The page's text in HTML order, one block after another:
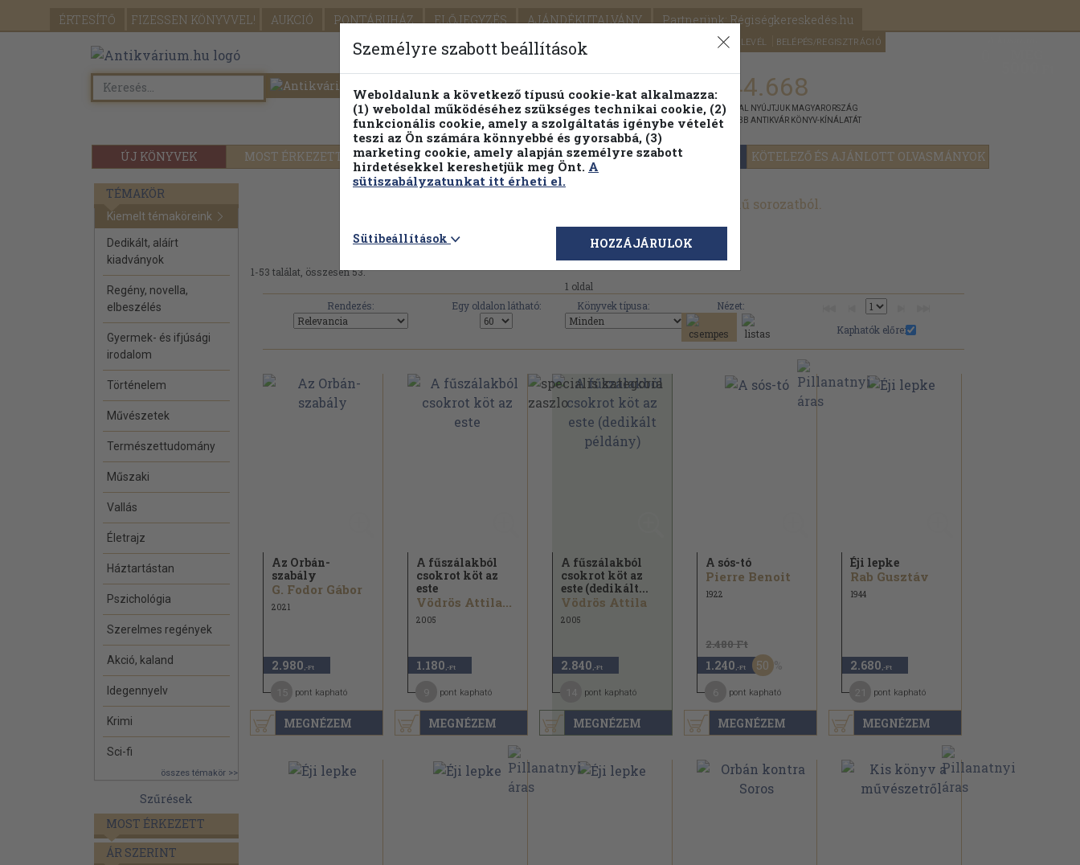
ÉRTESÍTŐ FIZESSEN KÖNYVVEL! AUKCIÓ PONTÁRUHÁZ ELŐJEGYZÉS AJÁNDÉKUTALVÁNY Partnerünk: Régiségkereskedés.hu
SEGÍTSÉG HÍRLEVÉL BELÉPÉS/REGISZTRÁCIÓ
ÚJ KÖNYVEK MOST ÉRKEZETT PILLANATNYI ÁRAINK FENNTARTHATÓ OLVASMÁNYOK KÖTELEZŐ ÉS AJÁNLOTT OLVASMÁNYOK
Részletes kereső Témaköri fa 1.144.668
KIADVÁNNYAL NYÚJTJUK MAGYARORSZÁG
LEGNAGYOBB ANTIKVÁR KÖNYV-KÍNÁLATÁT
TÉMAKÖR
Kiemelt témaköreink
Dedikált, aláírt
kiadványok
Regény, novella,
elbeszélés
Gyermek- és ifjúsági
irodalom
Történelem
Művészetek
Természettudomány
Műszaki
Vallás
Életrajz
Háztartástan
Pszichológia
Szerelmes regények
Akció, kaland
Idegennyelv
Krimi
Sci-fi
összes témakör >>
Szűrések
MOST ÉRKEZETT
ÁR SZERINT
53 mű érhető el az Antikváriumban a(z) 'Új Idők' című sorozatból.
1-53 találat, összesen 53.
1 oldal
Rendezés:
Egy oldalon látható: Könyvek típusa:
Nézet:
Kaphatók előre:
MEGNÉZEM
Az Orbán-
szabály
G. Fodor Gábor
2021
2.980 ,-Ft
pont kapható
MEGNÉZEM
A fűszálakból
csokrot köt az
este
Vödrös Attila...
2005
1.180 ,-Ft
pont kapható
MEGNÉZEM
A fűszálakból
csokrot köt az
este (dedikált...
Vödrös Attila
2005
2.840 ,-Ft
pont kapható
MEGNÉZEM
A sós-tó
Pierre Benoit
1922
2.480 Ft
1.240 ,-Ft 50
pont kapható
MEGNÉZEM
Éji lepke
Rab Gusztáv
1944
2.680 ,-Ft
pont kapható
Személyre szabott beállítások
Weboldalunk a következő típusú cookie-kat alkalmazza:
(1) weboldal működéséhez szükséges technikai cookie, (2)
funkcionális cookie, amely a szolgáltatás igénybe vételét
teszi az Ön számára könnyebbé és gyorsabbá, (3)
marketing cookie, amely alapján személyre szabott
hirdetésekkel kereshetjük meg Önt. A
sütiszabályzatunkat itt érheti el.
Sütibeállítások HOZZÁJÁRULOK